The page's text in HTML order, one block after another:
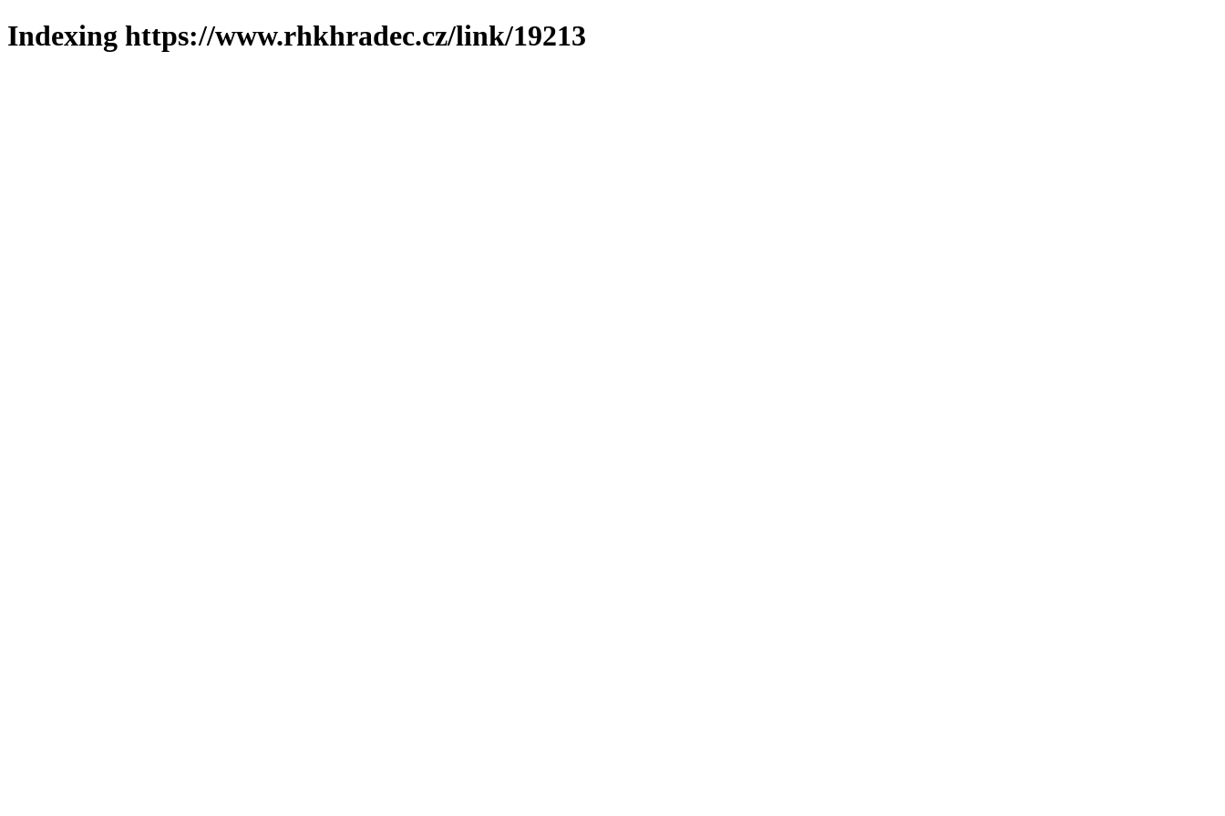
Indexing https://www.rhkhradec.cz/link/19213